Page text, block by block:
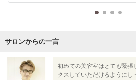
サロンからの一言
初めての美容室はとても緊張
クスしていただけるようにし